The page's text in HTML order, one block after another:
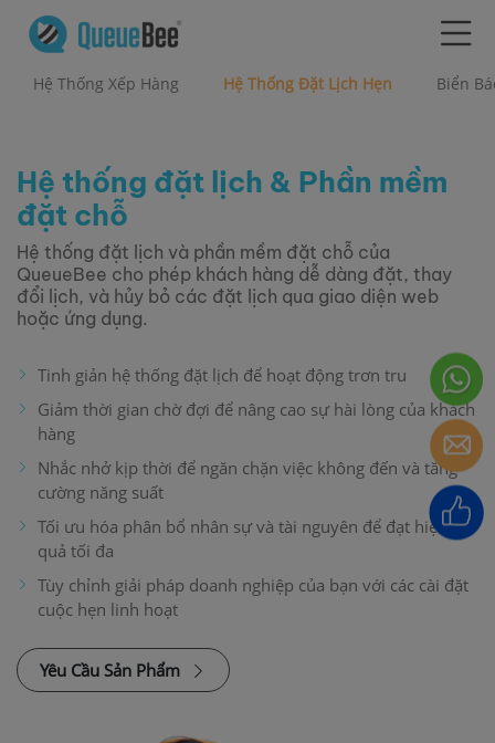
Hệ Thống Xếp Hàng Hệ Thống Đặt Lịch Hẹn Biển
Hệ thống đặt lịch & Phần mềm
đặt chỗ
Hệ thống đặt lịch và phần mềm đặt chỗ của
QueueBee cho phép khách hàng dễ dàng đặt, thay
đổi lịch, và hủy bỏ các đặt lịch qua giao diện web
hoặc ứng dụng.
Tinh giản hệ thống đặt lịch để hoạt động trơn tru
Giảm thời gian chờ đợi để nâng cao sự hài lòng của khách
hàng
Nhắc nhở kịp thời để ngăn chặn việc không đến và tăng
cường năng suất
Tối ưu hóa phân bổ nhân sự và tài nguyên để đạt hiệu
quả tối đa
Tùy chỉnh giải pháp doanh nghiệp của bạn với các cài đặt
cuộc hẹn linh hoạt
Yêu Cầu Sản Phẩm